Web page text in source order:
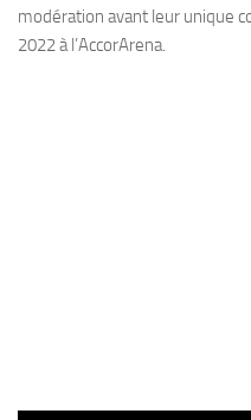
modération avant leur unique
2022 à l’AccorArena.